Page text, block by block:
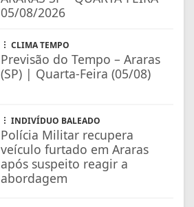
05/08/2026
CLIMA TEMPO
Previsão do Tempo – Araras
(SP) | Quarta-Feira (05/08)
INDIVÍDUO BALEADO
Polícia Militar recupera
veículo furtado em Araras
após suspeito reagir a
abordagem